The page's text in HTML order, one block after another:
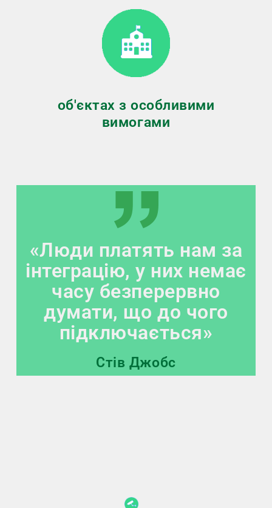
об'єктах з особливими
вимогами
«Люди платять нам за
інтеграцію, у них немає
часу безперервно
думати, що до чого
підключається»
Стів Джобс